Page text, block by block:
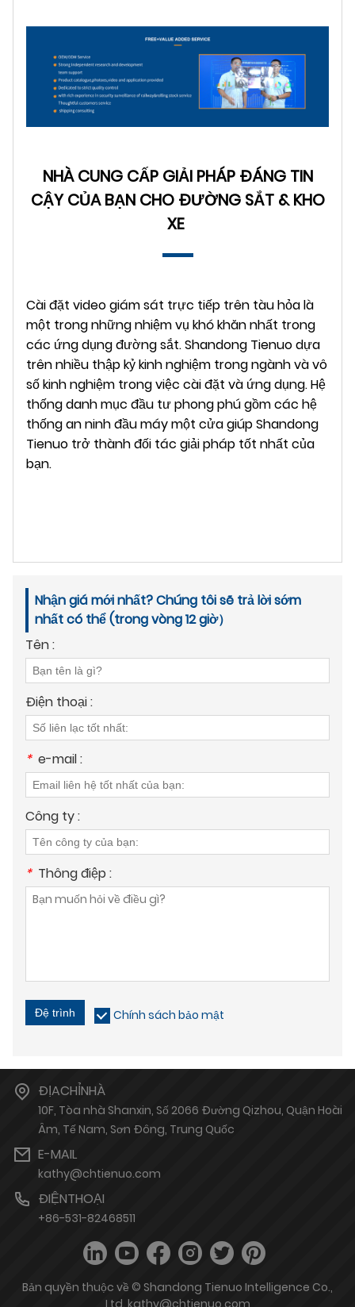
NHÀ CUNG CẤP GIẢI PHÁP ĐÁNG TIN
CẬY CỦA BẠN CHO ĐƯỜNG SẮT & KHO
XE
Cài đặt video giám sát trực tiếp trên tàu hỏa là
một trong những nhiệm vụ khó khăn nhất trong
các ứng dụng đường sắt. Shandong Tienuo dựa
trên nhiều thập kỷ kinh nghiệm trong ngành và vô
số kinh nghiệm trong việc cài đặt và ứng dụng. Hệ
thống danh mục đầu tư phong phú gồm các hệ
thống an ninh đầu máy một cửa giúp Shandong
Tienuo trở thành đối tác giải pháp tốt nhất của
bạn.
Nhận giá mới nhất? Chúng tôi sẽ trả lời sớm
nhất có thể (trong vòng 12 giờ）
Tên :
Điện thoại :
* e-mail :
Công ty :
* Thông điệp :
Đệ trình Chính sách bảo mật
ĐỊACHỈNHÀ
10F, Tòa nhà Shanxin, Số 2066 Đường Qizhou, Quận Hoài
Âm, Tế Nam, Sơn Đông, Trung Quốc
E-MAIL
kathy@chtienuo.com
ĐIỆNTHOẠI
+86-531-82468511
Bản quyền thuộc về © Shandong Tienuo Intelligence Co.,